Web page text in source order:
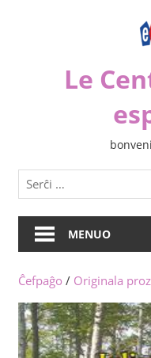
Le
MENUO
Ĉefpaĝo / Originala